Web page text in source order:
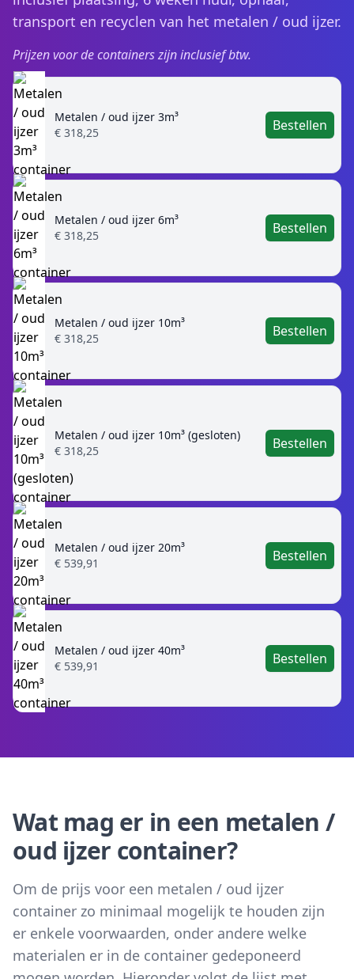
transport en recyclen van het metalen / oud ijzer.
Prijzen voor de containers zijn inclusief btw.
Metalen / oud ijzer 3m³
€ 318,25
Bestellen
Metalen / oud ijzer 6m³
€ 318,25
Bestellen
Metalen / oud ijzer 10m³
€ 318,25
Bestellen
Metalen / oud ijzer 10m³ (gesloten)
€ 318,25
Bestellen
Metalen / oud ijzer 20m³
€ 539,91
Bestellen
Metalen / oud ijzer 40m³
€ 539,91
Bestellen
Wat mag er in een metalen /
oud ijzer container?
Om de prijs voor een metalen / oud ijzer
container zo minimaal mogelijk te houden zijn
er enkele voorwaarden, onder andere welke
materialen er in de container gedeponeerd